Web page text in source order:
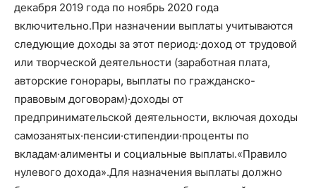
декабря 2019 года по ноябрь 2020 года
включительно.При назначении выплаты учитываются
следующие доходы за этот период:·доход от трудовой
или творческой деятельности (заработная плата,
авторские гонорары, выплаты по гражданско-
правовым договорам)·доходы от
предпринимательской деятельности, включая доходы
самозанятых·пенсии·стипендии·проценты по
вкладам·алименты и социальные выплаты.«Правило
нулевого дохода».Для назначения выплаты должно